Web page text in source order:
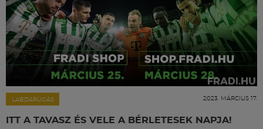
LABDARÚGÁS 2023. MÁRCIUS 17.
ITT A TAVASZ ÉS VELE A BÉRLETESEK NAPJA!
FM YouTube +
Hírek
Labdarúgás